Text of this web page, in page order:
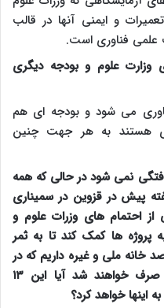
و ایمنی آنها در قالب
علمی فناوری است.
علوم و بودجه دیگری
می شود و بودجه ای هم
هستند به هر جهت چنین
نمی شود در حالی که همه
پیش در قزوین در سمیناری
احتمام های وزرات علوم و
پروژه ها کمک کند تا به ثمر
خانه ملی و غیره داریم که در
واقع در ذیل بودجه پژوهشی شما صرف خواهند شد آیا این ۱۳